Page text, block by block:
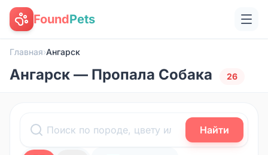
FoundPets
Главная›Ангарск
Ангарск — Пропала Собака 26
Найти